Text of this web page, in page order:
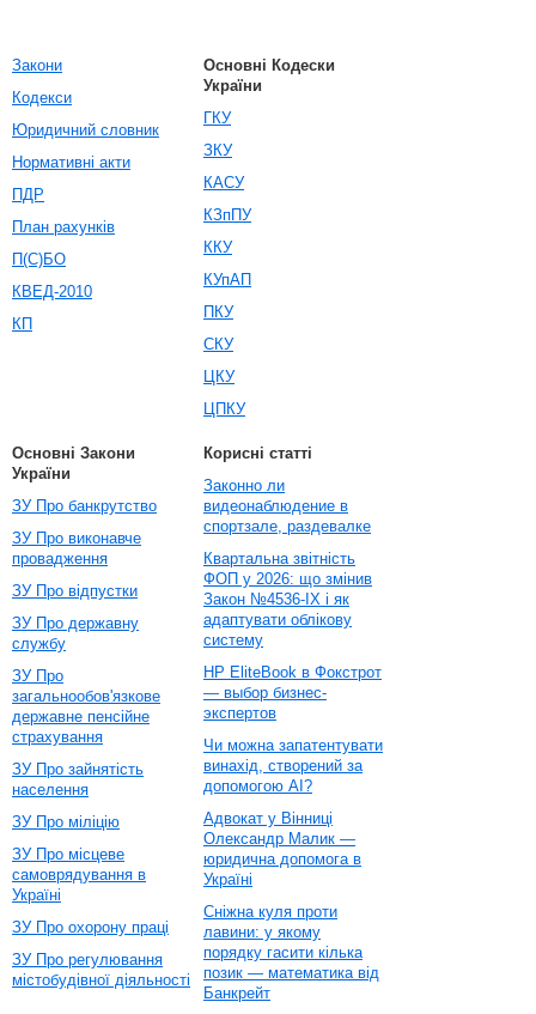
Закони
Кодекси
Юридичний словник
Нормативні акти
ПДР
План рахунків
П(С)БО
КВЕД-2010
КП
Основні Кодески
України
ГКУ
ЗКУ
КАСУ
КЗпПУ
ККУ
КУпАП
ПКУ
СКУ
ЦКУ
ЦПКУ
Основні Закони
України
ЗУ Про банкрутство
ЗУ Про виконавче
провадження
ЗУ Про відпустки
ЗУ Про державну
службу
ЗУ Про
загальнообов'язкове
державне пенсійне
страхування
ЗУ Про зайнятість
населення
ЗУ Про міліцію
ЗУ Про місцеве
самоврядування в
Україні
ЗУ Про охорону праці
ЗУ Про регулювання
містобудівної діяльності
Корисні статті
Законно ли
видеонаблюдение в
спортзале, раздевалке
Квартальна звітність
ФОП у 2026: що змінив
Закон №4536-IX і як
адаптувати облікову
систему
HP EliteBook в Фокстрот
— выбор бизнес-
экспертов
Чи можна запатентувати
винахід, створений за
допомогою AI?
Адвокат у Вінниці
Олександр Малик —
юридична допомога в
Україні
Сніжна куля проти
лавини: у якому
порядку гасити кілька
позик — математика від
Банкрейт